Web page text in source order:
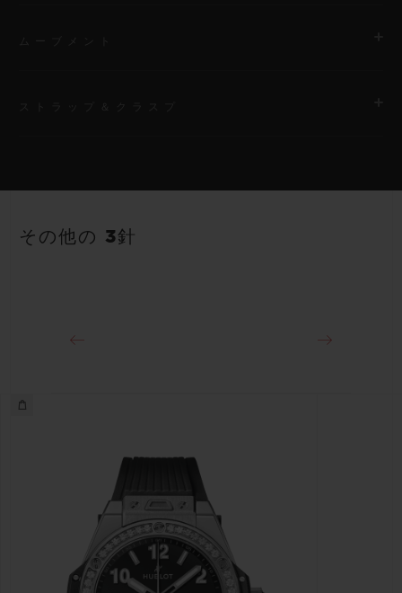
40時間
ストラップ
その他の 3針